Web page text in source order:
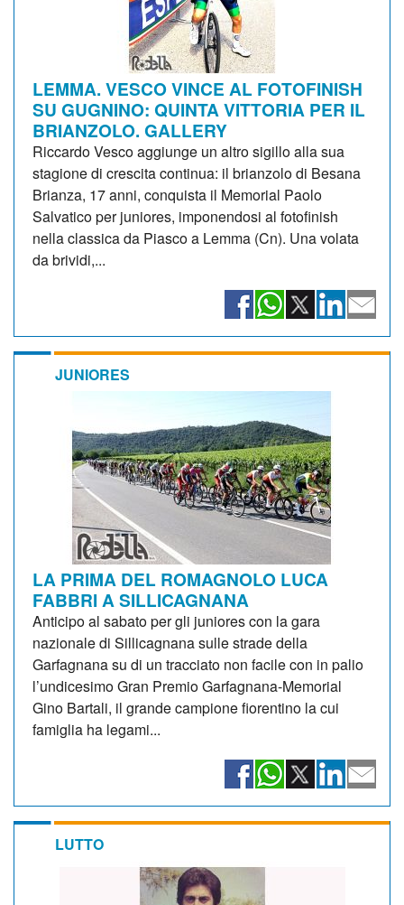
LEMMA. VESCO VINCE AL FOTOFINISH
SU GUGNINO: QUINTA VITTORIA PER IL
BRIANZOLO. GALLERY
Riccardo Vesco aggiunge un altro sigillo alla sua
stagione di crescita continua: il brianzolo di Besana
Brianza, 17 anni, conquista il Memorial Paolo
Salvatico per juniores, imponendosi al fotofinish
nella classica da Piasco a Lemma (Cn). Una volata
da brividi,...
JUNIORES
LA PRIMA DEL ROMAGNOLO LUCA
FABBRI A SILLICAGNANA
Anticipo al sabato per gli juniores con la gara
nazionale di Sillicagnana sulle strade della
Garfagnana su di un tracciato non facile con in palio
l’undicesimo Gran Premio Garfagnana-Memorial
Gino Bartali, il grande campione fiorentino la cui
famiglia ha legami...
LUTTO